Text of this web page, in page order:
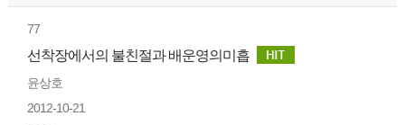
77
선착장에서의 불친절과 배운영의미흡
윤상호
2012-10-21